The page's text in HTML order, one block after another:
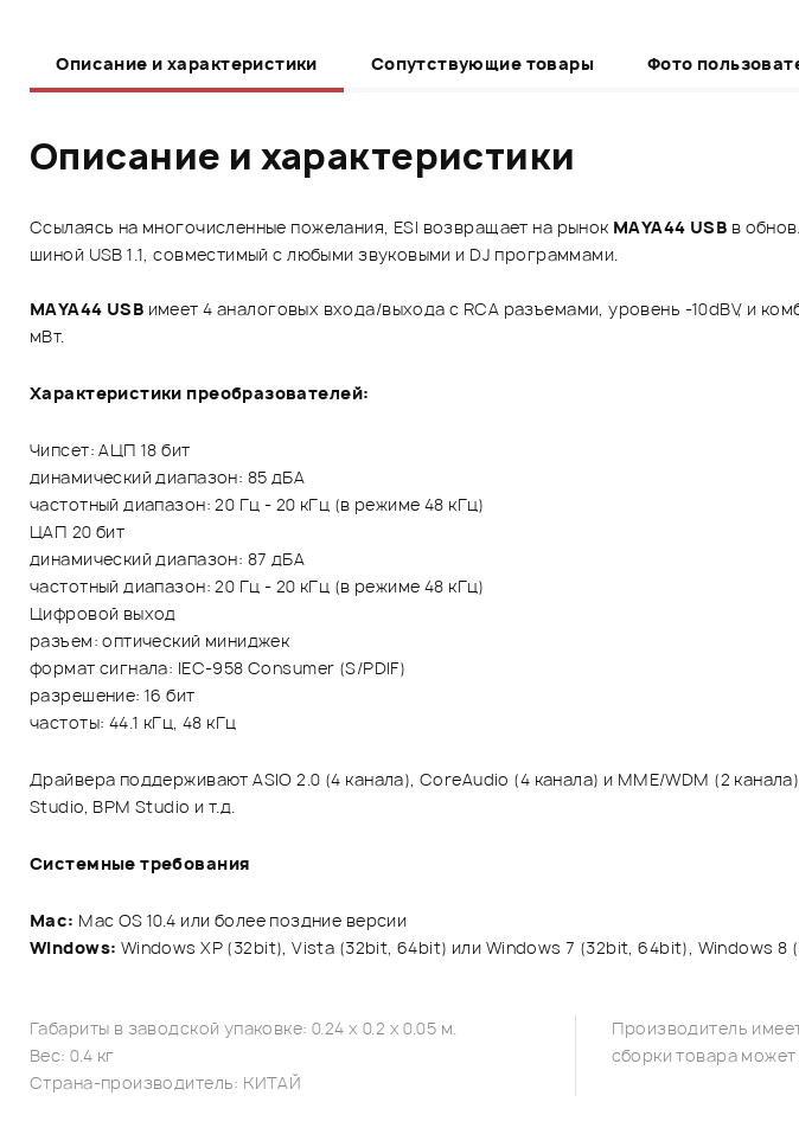
Описание и характеристики Сопутствующие товары Фото
Описание и характеристики
Ссылаясь на многочисленные пожелания, ESI возвращает на рынок MAYA44 USB в
шиной USB 1.1, совместимый с любыми звуковыми и DJ программами.
MAYA44 USB имеет 4 аналоговых входа/выхода с RCA разъемами, уровень -10dBV, и
мВт.
Характеристики преобразователей:
Чипсет: АЦП 18 бит
динамический диапазон: 85 дБА
частотный диапазон: 20 Гц - 20 кГц (в режиме 48 кГц)
ЦАП 20 бит
динамический диапазон: 87 дБА
частотный диапазон: 20 Гц - 20 кГц (в режиме 48 кГц)
Цифровой выход
разъем: оптический миниджек
формат сигнала: IEC-958 Consumer (S/PDIF)
разрешение: 16 бит
частоты: 44.1 кГц, 48 кГц
Драйвера поддерживают ASIO 2.0 (4 канала), CoreAudio (4 канала) и MME/WDM (2
Studio, BPM Studio и т.д.
Системные требования
Mac: Mac OS 10.4 или более поздние версии
Windows: Windows XP (32bit), Vista (32bit, 64bit) или Windows 7 (32bit, 64bit), Windows 8
Габариты в заводской упаковке: 0.24 x 0.2 x 0.05 м.
Вес: 0.4 кг
Страна-производитель: КИТАЙ
Производитель
сборки товара может